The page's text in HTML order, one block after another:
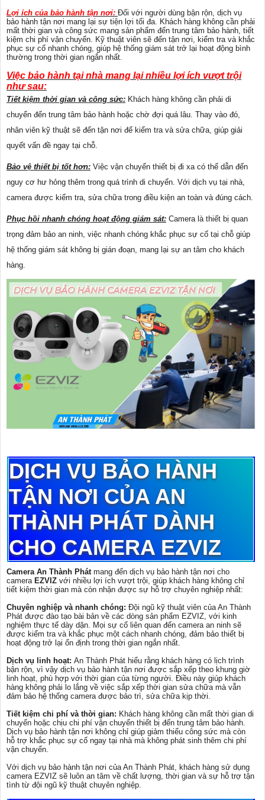
Lợi ích của bảo hành tận nơi: Đối với người dùng bận rộn, dịch vụ
bảo hành tận nơi mang lại sự tiện lợi tối đa. Khách hàng không cần phải
mất thời gian và công sức mang sản phẩm đến trung tâm bảo hành, tiết
kiệm chi phí vận chuyển. Kỹ thuật viên sẽ đến tận nơi, kiểm tra và khắc
phục sự cố nhanh chóng, giúp hệ thống giám sát trở lại hoạt động bình
thường trong thời gian ngắn nhất.
Việc bảo hành tại nhà mang lại nhiều lợi ích vượt trội
như sau:
Tiết kiệm thời gian và công sức: Khách hàng không cần phải di
chuyển đến trung tâm bảo hành hoặc chờ đợi quá lâu. Thay vào đó,
nhân viên kỹ thuật sẽ đến tận nơi để kiểm tra và sửa chữa, giúp giải
quyết vấn đề ngay tại chỗ.
Bảo vệ thiết bị tốt hơn: Việc vận chuyển thiết bị đi xa có thể dẫn đến
nguy cơ hư hỏng thêm trong quá trình di chuyển. Với dịch vụ tại nhà,
camera được kiểm tra, sửa chữa trong điều kiện an toàn và đúng cách.
Phục hồi nhanh chóng hoạt động giám sát: Camera là thiết bị quan
trọng đảm bảo an ninh, việc nhanh chóng khắc phục sự cố tại chỗ giúp
hệ thống giám sát không bị gián đoạn, mang lại sự an tâm cho khách
hàng.
DỊCH VỤ BẢO HÀNH
TẬN NƠI CỦA AN
THÀNH PHÁT DÀNH
CHO CAMERA EZVIZ
Camera An Thành Phát mang đến dịch vụ bảo hành tận nơi cho
camera EZVIZ với nhiều lợi ích vượt trội, giúp khách hàng không chỉ
tiết kiệm thời gian mà còn nhận được sự hỗ trợ chuyên nghiệp nhất:
Chuyên nghiệp và nhanh chóng: Đội ngũ kỹ thuật viên của An Thành
Phát được đào tạo bài bản về các dòng sản phẩm EZVIZ, với kinh
nghiệm thực tế dày dặn. Mọi sự cố liên quan đến camera an ninh sẽ
được kiểm tra và khắc phục một cách nhanh chóng, đảm bảo thiết bị
hoạt động trở lại ổn định trong thời gian ngắn nhất.
Dịch vụ linh hoạt: An Thành Phát hiểu rằng khách hàng có lịch trình
bận rộn, vì vậy dịch vụ bảo hành tận nơi được sắp xếp theo khung giờ
linh hoạt, phù hợp với thời gian của từng người. Điều này giúp khách
hàng không phải lo lắng về việc sắp xếp thời gian sửa chữa mà vẫn
đảm bảo hệ thống camera được bảo trì, sửa chữa kịp thời.
Tiết kiệm chi phí và thời gian: Khách hàng không cần mất thời gian di
chuyển hoặc chịu chi phí vận chuyển thiết bị đến trung tâm bảo hành.
Dịch vụ bảo hành tận nơi không chỉ giúp giảm thiểu công sức mà còn
hỗ trợ khắc phục sự cố ngay tại nhà mà không phát sinh thêm chi phí
vận chuyển.
Với dịch vụ bảo hành tận nơi của An Thành Phát, khách hàng sử dụng
camera EZVIZ sẽ luôn an tâm về chất lượng, thời gian và sự hỗ trợ tận
tình từ đội ngũ kỹ thuật chuyên nghiệp.